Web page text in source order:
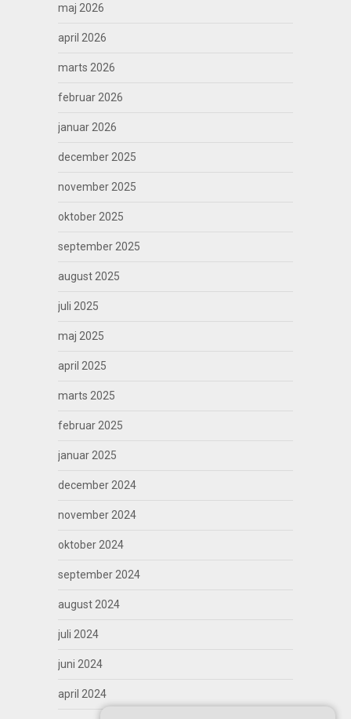
maj 2026
april 2026
marts 2026
februar 2026
januar 2026
december 2025
november 2025
oktober 2025
september 2025
august 2025
juli 2025
maj 2025
april 2025
marts 2025
februar 2025
januar 2025
december 2024
november 2024
oktober 2024
september 2024
august 2024
juli 2024
juni 2024
april 2024